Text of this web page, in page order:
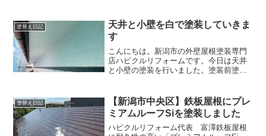
です。塗り替えをする７割のお宅はシリ
コン塗料を選ばれていると...
塗替え日記
天井と小壁を白で塗装していきま
す
こんにちは。新潟市の外壁屋根塗装専門
店ハピクルリフォームです。今日は天井
と小壁の塗装を行いました。塗装前塗装
していきます。１回目塗装白を塗装して
いきますが、白は仕上がり...
塗替え日記
【新潟市中央区】鉄板屋根にプレ
ミアムルーフSiを塗装しました
ハピクルリフォーム代表 富澤鉄板屋根